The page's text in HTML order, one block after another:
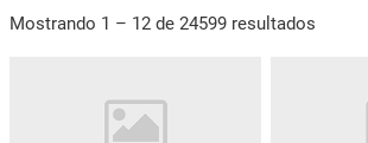
Mostrando 1 – 12 de 24599 resultados